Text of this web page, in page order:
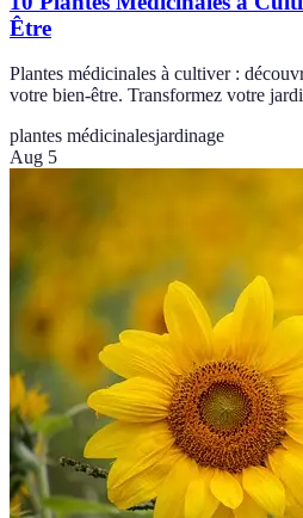
Être
Plantes médicinales à cultiver :
votre bien-être. Transformez votre
plantes médicinalesjardinage
Aug 5